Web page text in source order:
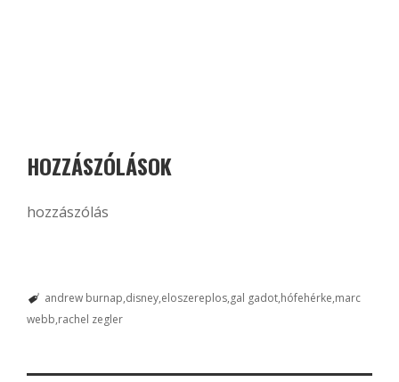
HOZZÁSZÓLÁSOK
hozzászólás
andrew burnap disney eloszereplos gal gadot hófehérke marc
webb rachel zegler